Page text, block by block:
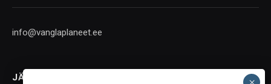
info@vanglaplaneet.ee
JÄLGI SOTSIAALMEEDIAS